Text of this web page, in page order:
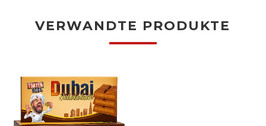
VERWANDTE PRODUKTE